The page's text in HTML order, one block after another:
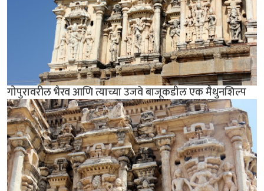
गोपुरावरील भैरव आणि त्याच्या उजवे बाजूकडील एक मैथुनशिल्प